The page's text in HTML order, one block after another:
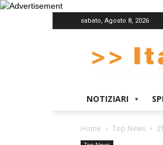
sabato, Agosto 8, 2026
NOTIZIARI
Home Top News